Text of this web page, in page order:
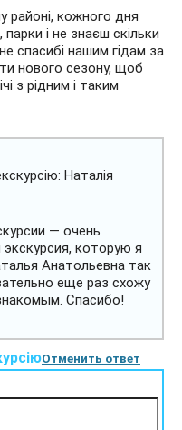
районі, кожного дня
і не знаєш скільки
спасибі нашим гідам за
нового сезону, щоб
з рідним і таким
Наталія
— очень
которую я
Анатольевна так
еще раз схожу
Спасибо!
Отменить ответ